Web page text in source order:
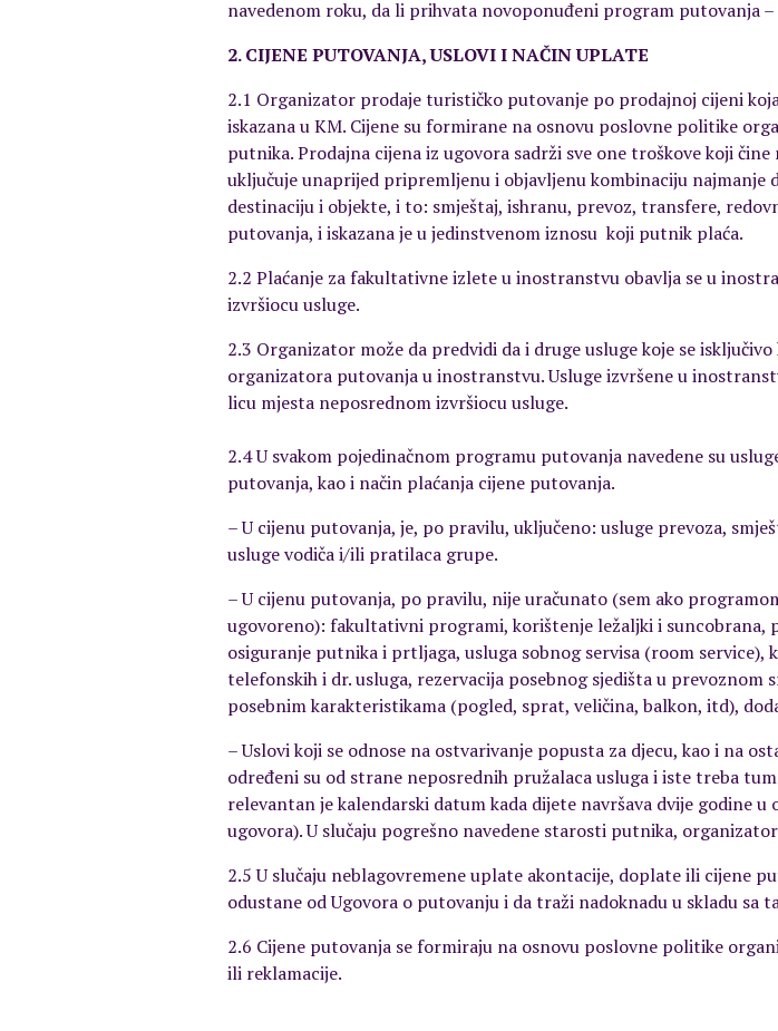
navedenom roku, da li prihvata novoponuđeni program putovanja
2. CIJENE PUTOVANJA, USLOVI I NAČIN UPLATE
2.1 Organizator prodaje turističko putovanje po prodajnoj cijeni
iskazana u KM. Cijene su formirane na osnovu poslovne politike
putnika. Prodajna cijena iz ugovora sadrži sve one troškove koji
uključuje unaprijed pripremljenu i objavljenu kombinaciju najmanje
destinaciju i objekte, i to: smještaj, ishranu, prevoz, transfere,
putovanja, i iskazana je u jedinstvenom iznosu koji putnik plaća.
2.2 Plaćanje za fakultativne izlete u inostranstvu obavlja se u
izvršiocu usluge.
2.3 Organizator može da predvidi da i druge usluge koje se
organizatora putovanja u inostranstvu. Usluge izvršene u
licu mjesta neposrednom izvršiocu usluge.
2.4 U svakom pojedinačnom programu putovanja navedene su
putovanja, kao i način plaćanja cijene putovanja.
– U cijenu putovanja, je, po pravilu, uključeno: usluge prevoza,
usluge vodiča i/ili pratilaca grupe.
– U cijenu putovanja, po pravilu, nije uračunato (sem ako
ugovoreno): fakultativni programi, korištenje ležaljki i suncobrana,
osiguranje putnika i prtljaga, usluga sobnog servisa (room
telefonskih i dr. usluga, rezervacija posebnog sjedišta u prevoznom
posebnim karakteristikama (pogled, sprat, veličina, balkon, itd),
– Uslovi koji se odnose na ostvarivanje popusta za djecu, kao i na
određeni su od strane neposrednih pružalaca usluga i iste treba
relevantan je kalendarski datum kada dijete navršava dvije godine
ugovora). U slučaju pogrešno navedene starosti putnika,
2.5 U slučaju neblagovremene uplate akontacije, doplate ili cijene
odustane od Ugovora o putovanju i da traži nadoknadu u skladu sa
2.6 Cijene putovanja se formiraju na osnovu poslovne politike
ili reklamacije.